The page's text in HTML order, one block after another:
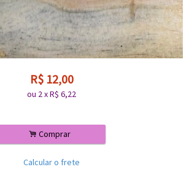
R$ 12,00
ou 2xR$ 6,22
. Comprar
Calcular o frete